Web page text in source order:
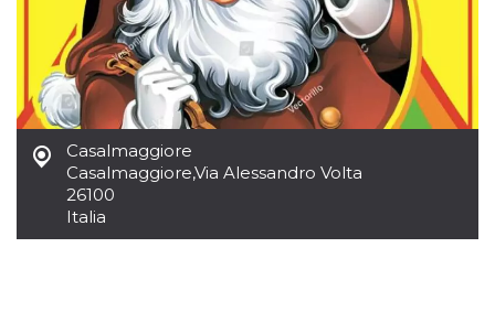
Casalmaggiore
Casalmaggiore,Via Alessandro Volta
26100
Italia